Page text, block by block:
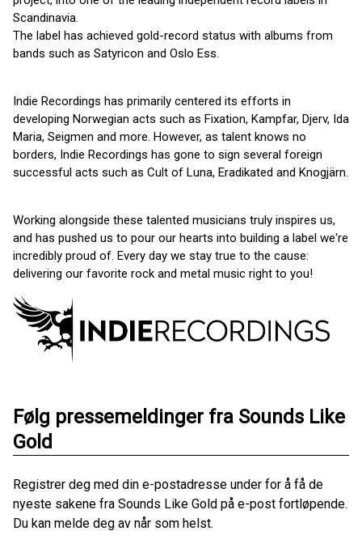
Scandinavia.
The label has achieved gold-record status with albums from
bands such as Satyricon and Oslo Ess.
Indie Recordings has primarily centered its efforts in
developing Norwegian acts such as Fixation, Kampfar, Djerv, Ida
Maria, Seigmen and more. However, as talent knows no
borders, Indie Recordings has gone to sign several foreign
successful acts such as Cult of Luna, Eradikated and Knogjärn.
Working alongside these talented musicians truly inspires us,
and has pushed us to pour our hearts into building a label we're
incredibly proud of. Every day we stay true to the cause:
delivering our favorite rock and metal music right to you!
Følg pressemeldinger fra Sounds Like
Gold
Registrer deg med din e-postadresse under for å få de
nyeste sakene fra Sounds Like Gold på e-post fortløpende.
Du kan melde deg av når som helst.